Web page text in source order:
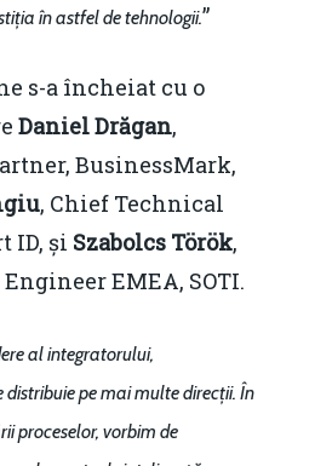
în astfel de tehnologii.”
s-a încheiat cu o
Daniel Drăgan,
BusinessMark,
, Chief Technical
ID, și Szabolcs Török,
EMEA, SOTI.
al integratorului,
pe mai multe direcții. În
proceselor, vorbim de
Home
Noutăți
Despre
Evenimente
Foto
România – orizont
Video
Marea Neagră în Noua
economie
EM360 Talk
Contact